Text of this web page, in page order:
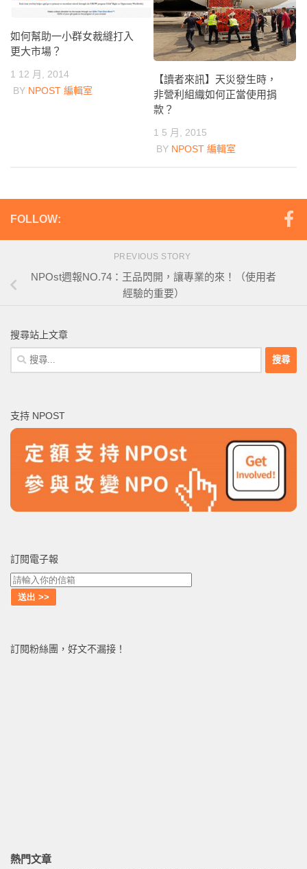
如何幫助一小群女裁縫打入
更大市場？
1 12 月, 2014
BY NPOST 編輯室
【讀者來訊】天災發生時，
非營利組織如何正當使用捐
款？
1 5 月, 2015
BY NPOST 編輯室
FOLLOW:
PREVIOUS STORY
NPOst週報NO.74：王品閃開，讓專業的來！（使用者
經驗的重要）
搜尋站上文章
搜
尋
字:
支持 NPOST
訂閱電子報
訂閱粉絲團，好文不漏接！
熱門文章